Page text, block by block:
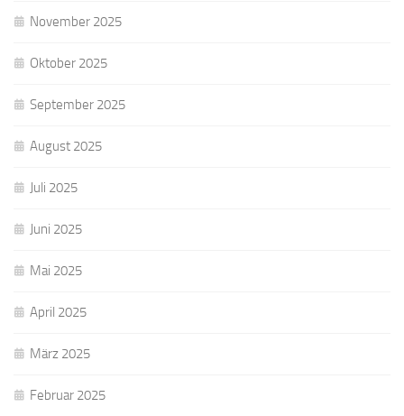
November 2025
Oktober 2025
September 2025
August 2025
Juli 2025
Juni 2025
Mai 2025
April 2025
März 2025
Februar 2025